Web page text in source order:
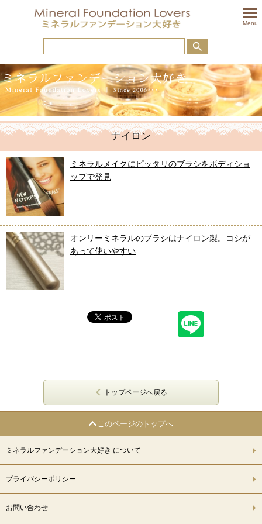
Menu
ナイロン
ミネラルメイクにピッタリのブラシをボディショ
ップで発見
オンリーミネラルのブラシはナイロン製。コシが
あって使いやすい
トップページへ戻る
このページのトップへ
ミネラルファンデーション大好き について
プライバシーポリシー
お問い合わせ